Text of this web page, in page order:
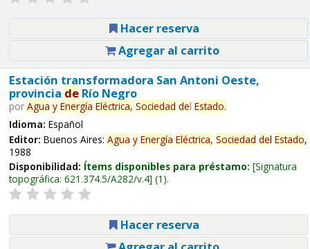
Hacer reserva
Agregar al carrito
Estación transformadora San Antoni Oeste,
provincia deRío Negro
por Agua y Energía Eléctrica, Sociedad del Estado.
Idioma: Español
Editor: Buenos Aires: Agua y Energía Eléctrica, Sociedad del Estado,
1988
Disponibilidad: Ítems disponibles para préstamo: Signatura
topográfica: 621.374.5/A282/v.4 (1).
Hacer reserva